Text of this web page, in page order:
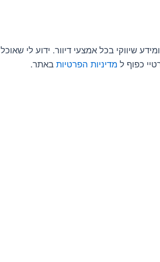
שיווקי בכל אמצעי דיוור. ידוע לי שאוכל
כפוף ל מדיניות הפרטיות באתר.